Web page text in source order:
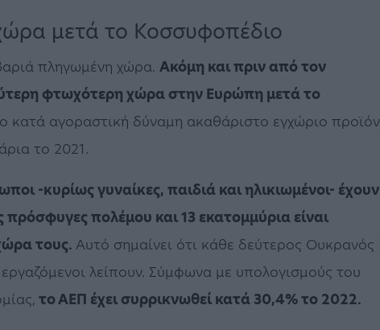
μετά το Κοσσυφοπέδιο
πληγωμένη χώρα. Ακόμη και πριν από τον
φτωχότερη χώρα στην Ευρώπη μετά το
κατά αγοραστική δύναμη ακαθάριστο εγχώριο προϊόν
το 2021.
-κυρίως γυναίκες, παιδιά και ηλικιωμένοι- έχουν
πολέμου και 13 εκατομμύρια είναι
τους. Αυτό σημαίνει ότι κάθε δεύτερος Ουκρανός
λείπουν. Σύμφωνα με υπολογισμούς του
το ΑΕΠ έχει συρρικνωθεί κατά 30,4% το 2022.